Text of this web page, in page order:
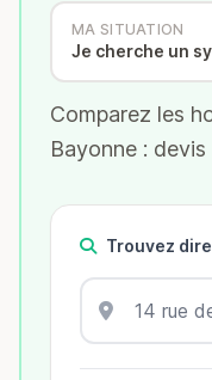
MA SITUATION
Je cherche un
Comparez les
Bayonne :
Trouvez